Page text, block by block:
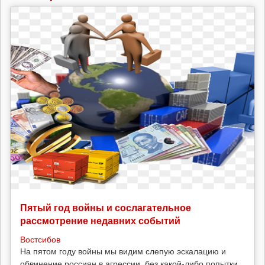
помогает
уехать
Пятый год войны и сослагательное
рассмотрение недавних событий
Востсибов
На пятом году войны мы видим слепую эскалацию и